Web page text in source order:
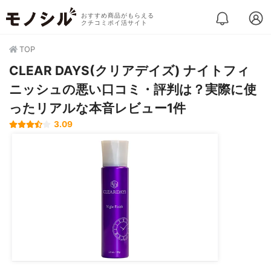
おすすめ商品がもらえる
クチコミポイ活サイト
TOP
CLEAR DAYS(クリアデイズ) ナイトフィ
ニッシュの悪い口コミ・評判は？実際に使
ったリアルな本音レビュー1件
3.09